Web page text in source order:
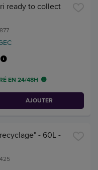
ready to collect
EN 24/48H
AJOUTER
- 60L -